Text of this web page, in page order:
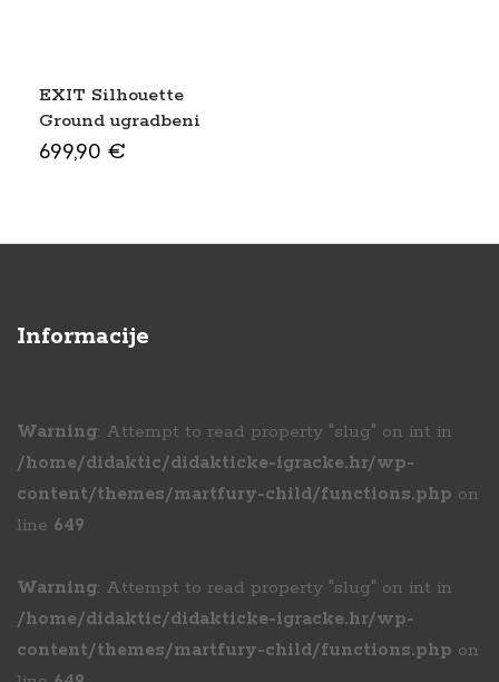
EXIT Silhouette
Ground ugradbeni
trampolin |ø366
699,90 €
Informacije
Warning: Attempt to read property "slug" on int in
/home/didaktic/didakticke-igracke.hr/wp-
content/themes/martfury-child/functions.php on
line 649
Warning: Attempt to read property "slug" on int in
/home/didaktic/didakticke-igracke.hr/wp-
content/themes/martfury-child/functions.php on